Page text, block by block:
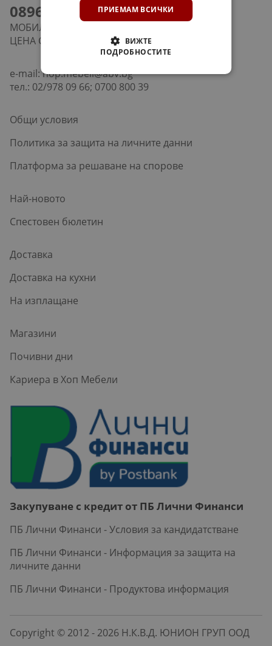
0896661089
МОБИЛЕН ТЕЛЕФОН
ЦЕНА СЪГЛАСНО ТАРИФНИЯ ВИ ПЛАН
e-mail:hop.mebeli@abv.bg
тел.: 02/978 09 66; 0700 800 39
Общи условия
Политика за защита на личните данни
Платформа за решаване на спорове
Най-новото
Спестовен бюлетин
Доставка
Доставка на кухни
На изплащане
Магазини
Почивни дни
Кариера в Хоп Мебели
Закупуване с кредит от ПБ Лични Финанси
ПБ Лични Финанси - Условия за кандидатстване
ПБ Лични Финанси - Информация за защита на
личните данни
ПБ Лични Финанси - Продуктова информация
Copyright © 2012 - 2026 Н.К.В.Д. ЮНИОН ГРУП ООД
ПРИЕМАМ ВСИЧКИ
ВИЖТЕ
ПОДРОБНОСТИТЕ